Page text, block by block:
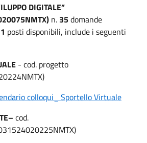
DIGITALE”
n. 35domande
posti disponibili, include i seguenti
- cod. progetto
colloqui_ Sportello Virtuale
cod.